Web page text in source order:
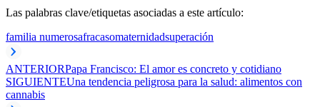
Las palabras clave/etiquetas asociadas a este artículo:
familia numerosafracasomaternidadsuperación
ANTERIORPapa Francisco: El amor es concreto y cotidiano
SIGUIENTEUna tendencia peligrosa para la salud: alimentos con
cannabis